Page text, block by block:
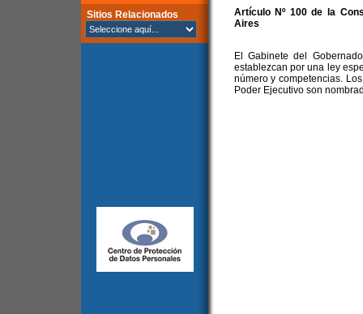
Sitios Relacionados Artículo Nº 100 de la
Aires
El Gabinete del
establezcan por una ley
número y competencias.
Poder Ejecutivo son